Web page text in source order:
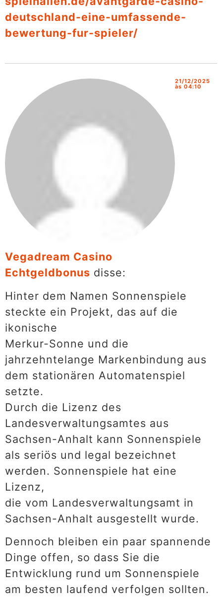
deutschland-eine-umfassende-
bewertung-fur-spieler/
Vegadream Casino
Echtgeldbonus disse:
21/12/2025
às 04:10
Hinter dem Namen Sonnenspiele
steckte ein Projekt, das auf die
ikonische
Merkur-Sonne und die
jahrzehntelange Markenbindung aus
dem stationären Automatenspiel
setzte.
Durch die Lizenz des
Landesverwaltungsamtes aus
Sachsen-Anhalt kann Sonnenspiele
als seriös und legal bezeichnet
werden. Sonnenspiele hat eine
Lizenz,
die vom Landesverwaltungsamt in
Sachsen-Anhalt ausgestellt wurde.
Dennoch bleiben ein paar spannende
Dinge offen, so dass Sie die
Entwicklung rund um Sonnenspiele
am besten laufend verfolgen sollten.